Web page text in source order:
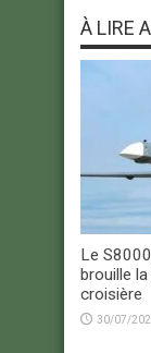
À LIRE
Le
brouille
croisière
30/07/